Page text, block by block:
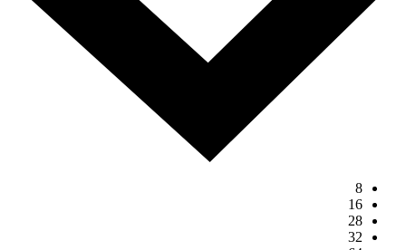
8
16
28
32